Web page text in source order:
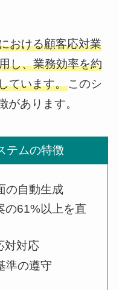
おける顧客応対業
し、業務効率を約
ています。このシ
があります。
テムの特徴
の自動生成
の61%以上を直
対対応
準の遵守